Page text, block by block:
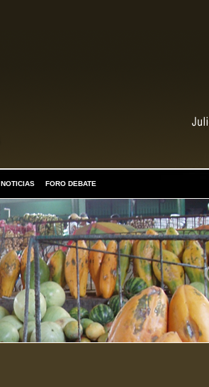
NOTICIAS FORO DEBATE